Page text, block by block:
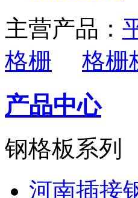
主营产品：
格栅
格栅
产品中心
钢格板系列
河南插接